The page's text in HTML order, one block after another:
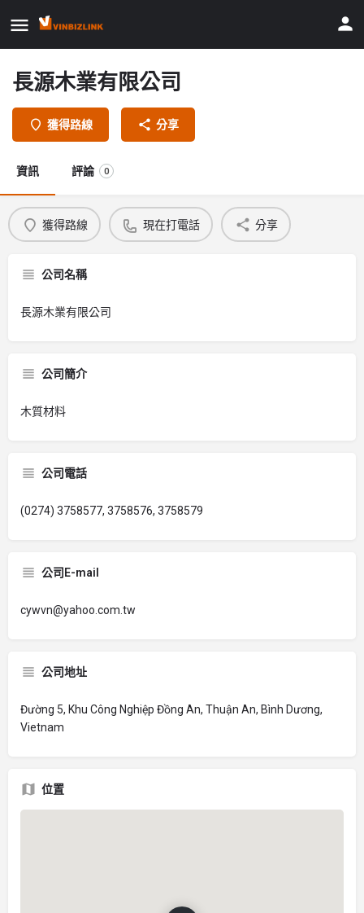
長源木業有限公司
獲得路線 分享
資訊 評論 0
獲得路線 現在打電話 分享
公司名稱
長源木業有限公司
公司簡介
木質材料
公司電話
(0274) 3758577, 3758576, 3758579
公司E-mail
cywvn@yahoo.com.tw
公司地址
Đường 5, Khu Công Nghiệp Đồng An, Thuận An, Bình Dương,
Vietnam
位置